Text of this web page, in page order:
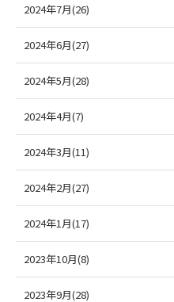
2024年7月(26)
2024年6月(27)
2024年5月(28)
2024年4月(7)
2024年3月(11)
2024年2月(27)
2024年1月(17)
2023年10月(8)
2023年9月(28)